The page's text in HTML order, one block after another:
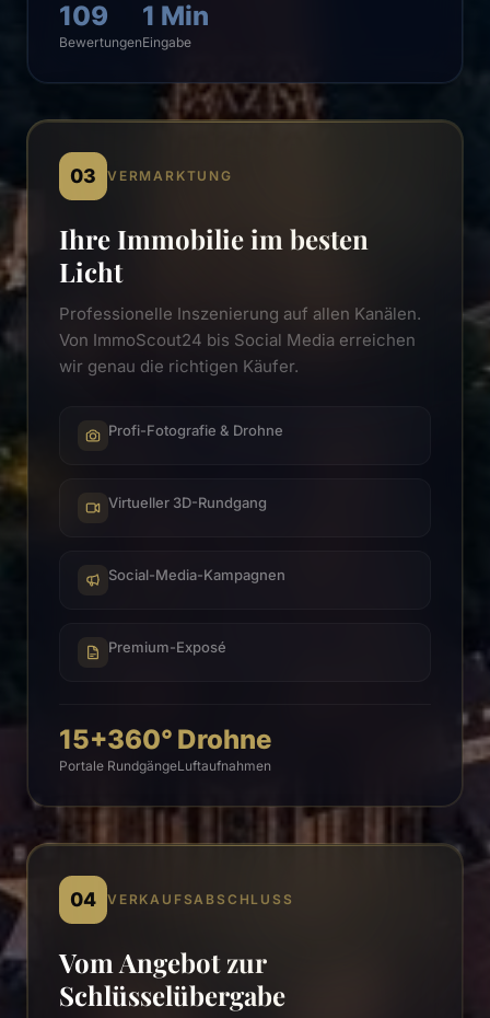
109
Bewertungen
1 Min
Eingabe
03 VERMARKTUNG
Ihre Immobilie im besten
Licht
Professionelle Inszenierung auf allen Kanälen.
Von ImmoScout24 bis Social Media erreichen
wir genau die richtigen Käufer.
Profi-Fotografie & Drohne
Virtueller 3D-Rundgang
Social-Media-Kampagnen
Premium-Exposé
15+
Portale
360°
Rundgänge
Drohne
Luftaufnahmen
04 VERKAUFSABSCHLUSS
Vom Angebot zur
Schlüsselübergabe